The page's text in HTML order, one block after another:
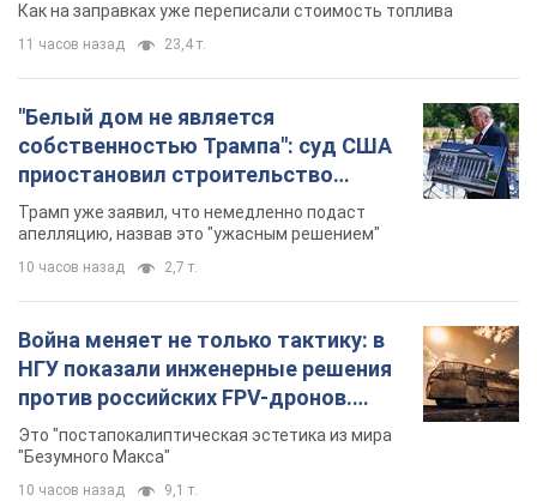
Как на заправках уже переписали стоимость топлива
11 часов назад 23,4 т.
"Белый дом не является
собственностью Трампа": суд США
приостановил строительство
бального зала стоимостью 400 млн
долларов
Трамп уже заявил, что немедленно подаст
апелляцию, назвав это "ужасным решением"
10 часов назад 2,7 т.
Война меняет не только тактику: в
НГУ показали инженерные решения
против российских FPV-дронов.
Фото
Это "постапокалиптическая эстетика из мира
"Безумного Макса"
10 часов назад 9,1 т.